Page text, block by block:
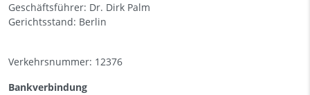
Geschäftsführer: Dr. Dirk Palm
Gerichtsstand: Berlin
Verkehrsnummer: 12376
Bankverbindung